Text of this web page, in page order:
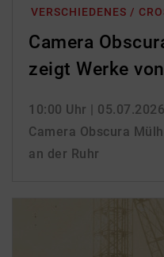
VERSCHIEDENES /
Camera
zeigt Werke
10:00 Uhr |
Camera Obscura
an der Ruhr